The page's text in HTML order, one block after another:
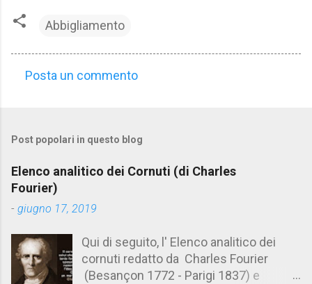
Abbigliamento
m
e
n
t
Posta un commento
Post popolari in questo blog
Elenco analitico dei Cornuti (di Charles
Fourier)
- giugno 17, 2019
Qui di seguito, l' Elenco analitico dei
cornuti redatto da Charles Fourier
(Besançon 1772 - Parigi 1837) e